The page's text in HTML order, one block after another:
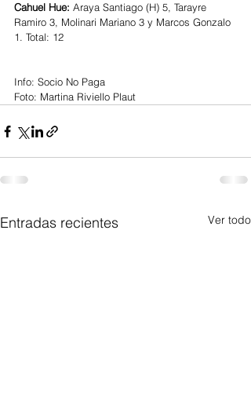
Cahuel Hue: Araya Santiago (H) 5, Tarayre
Ramiro 3, Molinari Mariano 3 y Marcos Gonzalo
1. Total: 12
Info: Socio No Paga
Foto: Martina Riviello Plaut
Entradas recientes Ver todo